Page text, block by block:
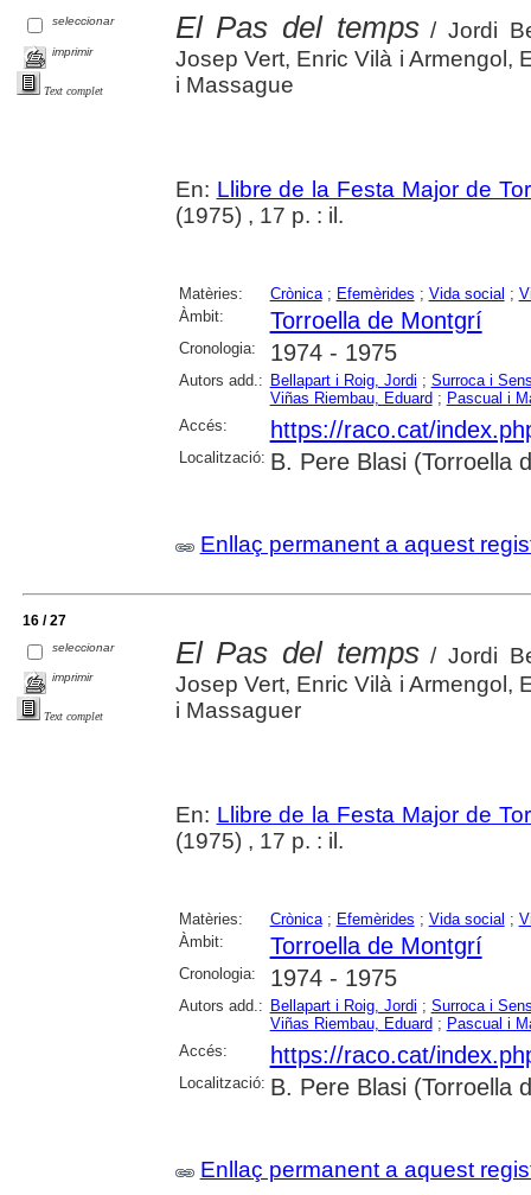
seleccionar
imprimir
Text complet
El Pas del temps/ Jordi
Josep Vert, Enric Vilà i Armengol,
i Massague
En: Llibre de la Festa Major de
(1975) , 17 p. : il.
Matèries: Crònica; Efemèrides ; Vida social ;
Àmbit:
Torroella de Montgrí
Cronologia: 1974 - 1975
Autors add.: Bellapart i Roig, Jordi ; Surroca i
Viñas Riembau, Eduard; Pascual i
Accés:
https://raco.cat/
Localització: B. Pere Blasi (Torroella
Enllaç permanent a aquest
16 / 27
seleccionar
imprimir
Text complet
El Pas del temps/ Jordi
Josep Vert, Enric Vilà i Armengol,
i Massaguer
En: Llibre de la Festa Major de
(1975) , 17 p. : il.
Matèries: Crònica; Efemèrides ; Vida social ;
Àmbit:
Torroella de Montgrí
Cronologia: 1974 - 1975
Autors add.: Bellapart i Roig, Jordi ; Surroca i
Viñas Riembau, Eduard ; Pascual i
Accés:
https://raco.cat/
Localització: B. Pere Blasi (Torroella
Enllaç permanent a aquest